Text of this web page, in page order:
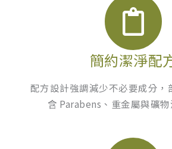
簡約潔淨配
配方設計強調減少不必要成分，
含 Parabens、重金屬與礦物